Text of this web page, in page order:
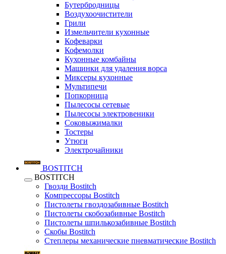
Бутербродницы
Воздухоочистители
Грили
Измельчители кухонные
Кофеварки
Кофемолки
Кухонные комбайны
Машинки для удаления ворса
Миксеры кухонные
Мультипечи
Попкорница
Пылесосы сетевые
Пылесосы электровеники
Соковыжималки
Тостеры
Утюги
Электрочайники
BOSTITCH
BOSTITCH
Гвозди Bostitch
Компрессоры Bostitch
Пистолеты гвоздозабивные Bostitch
Пистолеты скобозабивные Bostitch
Пистолеты шпилькозабивные Bostitch
Скобы Bostitch
Степлеры механические пневматические Bostitch